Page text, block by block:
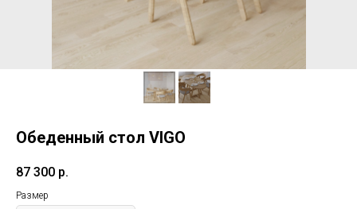
Обеденный стол VIGO
87 300 р.
Размер